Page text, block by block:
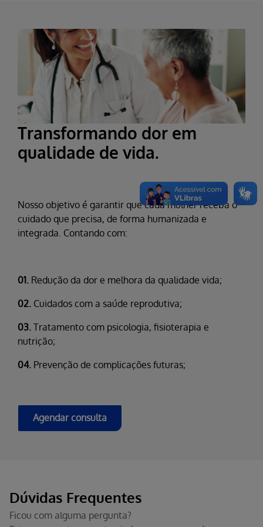
Transformando dor em
qualidade de vida.
Nosso objetivo é garantir que cada mulher receba o
cuidado que precisa, de forma humanizada e
integrada. Contando com:
01. Redução da dor e melhora da qualidade vida;
02. Cuidados com a saúde reprodutiva;
03. Tratamento com psicologia, fisioterapia e
nutrição;
04. Prevenção de complicações futuras;
Agendar consulta
Dúvidas Frequentes
Ficou com alguma pergunta?